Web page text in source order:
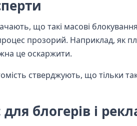
що такі масові
процес прозорий. Наприклад, як
це оскаржити.
стверджують, що тільки
блогерів і